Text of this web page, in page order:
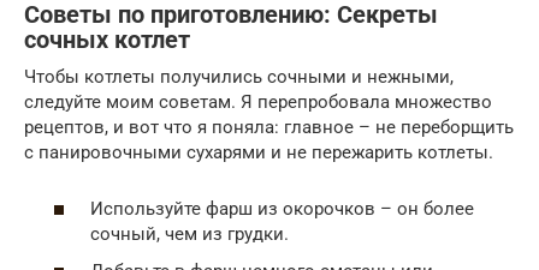
Советы по приготовлению: Секреты
сочных котлет
Чтобы котлеты получились сочными и нежными,
следуйте моим советам. Я перепробовала множество
рецептов, и вот что я поняла: главное – не переборщить
с панировочными сухарями и не пережарить котлеты.
Используйте фарш из окорочков – он более
сочный, чем из грудки.